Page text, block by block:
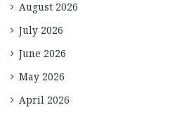
August 2026
July 2026
June 2026
May 2026
April 2026